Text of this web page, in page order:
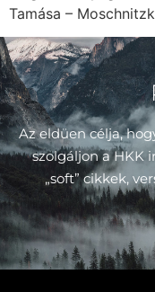
Tamása –
Az eldüen célja,
szolgáljon a HKK
„soft” cikkek,